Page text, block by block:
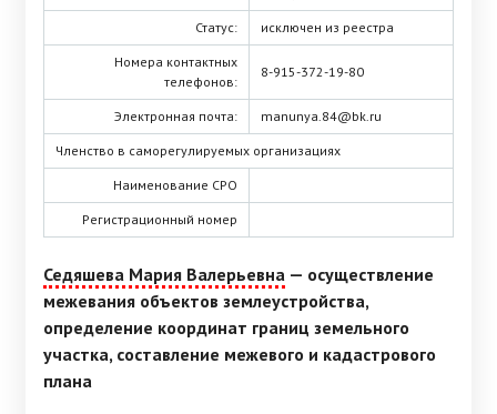
Статус: исключен из реестра
Номера контактных
телефонов:
8-915-372-19-80
Электронная почта: manunya.84@bk.ru
Членство в саморегулируемых организациях
Наименование СРО
Регистрационный номер
Седяшева Мария Валерьевна — осуществление
межевания объектов землеустройства,
определение координат границ земельного
участка, составление межевого и кадастрового
плана